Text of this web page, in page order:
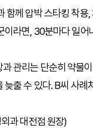
함께 압박 스타킹 착
이라면, 30분마다 일
관리는 단순히 약물
늦출 수 있다. B씨 사
과 대전점 원장)